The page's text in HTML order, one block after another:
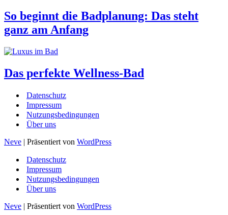
So beginnt die Badplanung: Das steht
ganz am Anfang
Das perfekte Wellness-Bad
Datenschutz
Impressum
Nutzungsbedingungen
Über uns
Neve | Präsentiert von WordPress
Datenschutz
Impressum
Nutzungsbedingungen
Über uns
Neve | Präsentiert von WordPress